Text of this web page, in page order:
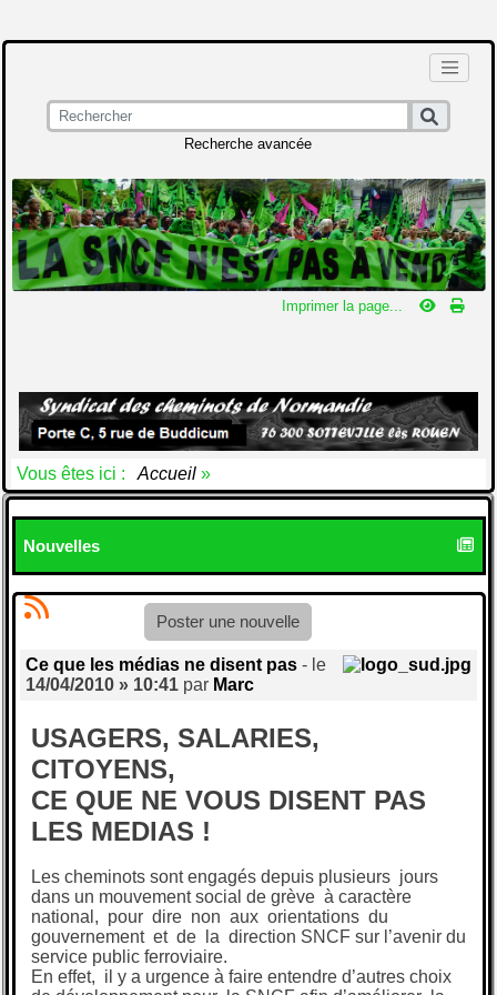
Recherche avancée
Imprimer la page...
Vous êtes ici : Accueil »
Nouvelles
Poster une nouvelle
Ce que les médias ne disent pas - le
14/04/2010 » 10:41par Marc
USAGERS, SALARIES,
CITOYENS,
CE QUE NE VOUS DISENT PAS
LES MEDIAS !
Les cheminots sont engagés depuis plusieurs jours
dans un mouvement social de grève à caractère
national, pour dire non aux orientations du
gouvernement et de la direction SNCF sur l’avenir du
service public ferroviaire.
En effet, il y a urgence à faire entendre d’autres choix